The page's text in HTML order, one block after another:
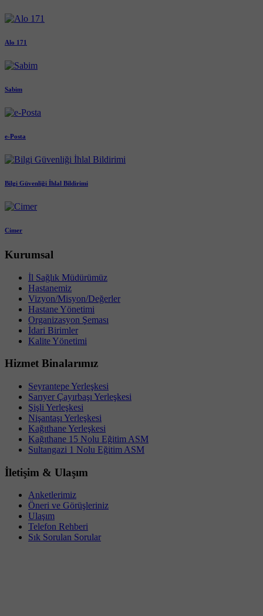
Alo 171
Sabim
e-Posta
Bilgi Güvenliği İhlal Bildirimi
Cimer
Kurumsal
İl Sağlık Müdürümüz
Hastanemiz
Vizyon/Misyon/Değerler
Hastane Yönetimi
Organizasyon Şeması
İdari Birimler
Kalite Yönetimi
Hizmet Binalarımız
Seyrantepe Yerleşkesi
Sarıyer Çayırbaşı Yerleşkesi
Şişli Yerleşkesi
Nişantaşı Yerleşkesi
Kağıthane Yerleşkesi
Kağıthane 15 Nolu Eğitim ASM
Sultangazi 1 Nolu Eğitim ASM
İletişim & Ulaşım
Anketlerimiz
Öneri ve Görüşleriniz
Ulaşım
Telefon Rehberi
Sık Sorulan Sorular